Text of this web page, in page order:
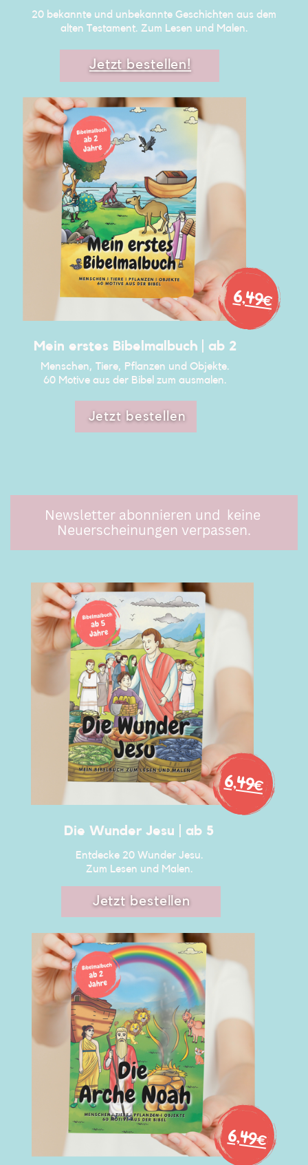
20 bekannte und unbekannte Geschichten aus ​dem
alten Testament. Zum Lesen und Malen.
Jetzt bestellen!
Mein erstes Bibelmalbuch | ab 2
Menschen, Tiere, Pflanzen und Objekte.
60 Motive aus der Bibel zum ausmalen.
Jetzt bestellen
6,49€
Newsletter abonnieren und keine ​
Neuerscheinungen verpassen.
Die Wunder Jesu | ab 5 ​
Entdecke 20 Wunder Jesu. ​
Zum Lesen und Malen. ​
Jetzt bestellen
6,49€
6,49€